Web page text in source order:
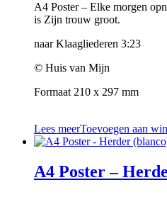
A4 Poster – Elke morgen
is Zijn trouw groot.
naar Klaagliederen 3:23
© Huis van Mijn
Formaat 210 x 297 mm
Lees meerToevoegen aan
A4 Poster –